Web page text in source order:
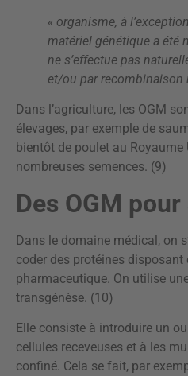
« organisme, à
matériel génétique a été
ne s’effectue pas
et/ou par recombinaison
Dans l’agriculture, les OGM
élevages, par exemple de
bientôt de poulet au
nombreuses semences. (9)
Des OGM
Dans le domaine médical, on
coder des protéines disposant
pharmaceutique. On utilise
transgénèse. (10)
Elle consiste à introduire un
cellules receveuses et à les
confiné. Cela se fait, par